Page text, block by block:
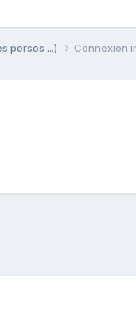
persos ...) Connexion